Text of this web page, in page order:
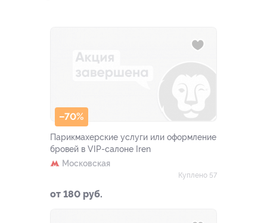
–70%
Парикмахерские услуги или оформление
бровей в VIP-салоне Iren
Московская
от 180 руб.
Куплено 57